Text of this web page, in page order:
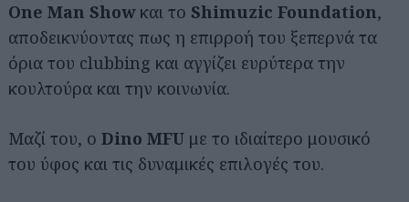
One Man Showκαι το Shimuzic Foundation,
αποδεικνύοντας πως η επιρροή του ξεπερνά τα
όρια του clubbing και αγγίζει ευρύτερα την
κουλτούρα και την κοινωνία.
Μαζί του, ο Dino MFU με το ιδιαίτερο μουσικό
του ύφος και τις δυναμικές επιλογές του.